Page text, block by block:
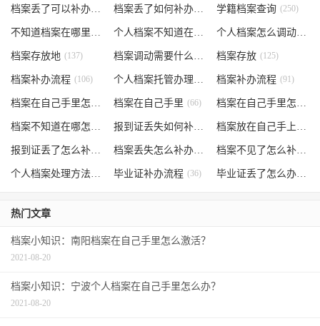
档案丢了可以补办吗 (371) 档案丢了如何补办 学籍档案查询 (250)
不知道档案在哪里 个人档案不知道在哪儿 (191) 个人档案怎么调动
档案存放地 (137) 档案调动需要什么手续 (130)
档案存放 (125)
档案补办流程 (106) 个人档案托管办理流程 (102)
档案补办流程 (91)
档案在自己手里怎么办 (85)
档案在自己手里 (66) 档案在自己手里怎么处理
档案不知道在哪怎么办 (62) 报到证丢失如何补办 (54) 档案放在自己手上
(52) 档案丢失怎么补办 档案不见了怎么补办
毕业证补办流程 (36) 毕业证丢了怎么办
热门文章
档案小知识：南阳档案在自己手里怎么激活？
2021-08-20
档案小知识：宁波个人档案在自己手里怎么办？
2021-08-20